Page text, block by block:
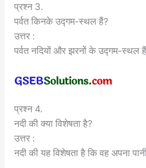
प्रश्न 3.
पर्वत किनके उद्गम-स्थल हैं?
उत्तर :
पर्वत नदियों और झरनों के उद्गम-स्थल
प्रश्न 4.
नदी की क्या विशेषता है?
उत्तर :
नदी की यह विशेषता है कि वह अपना